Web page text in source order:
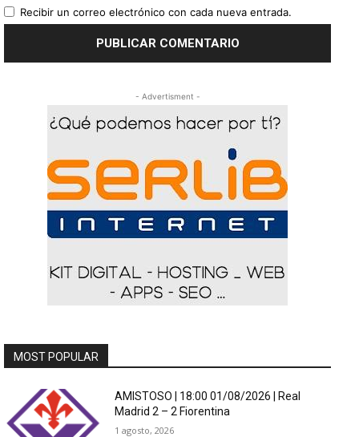
Recibir un correo electrónico con cada nueva entrada.
- Advertisment -
MOST POPULAR
AMISTOSO | 18:00 01/08/2026 | Real
Madrid 2 – 2 Fiorentina
1 agosto, 2026